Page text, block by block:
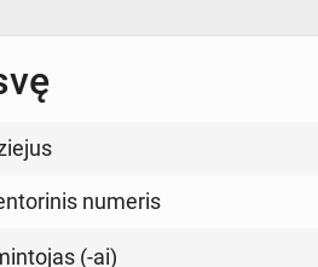
numeris
(-ai)